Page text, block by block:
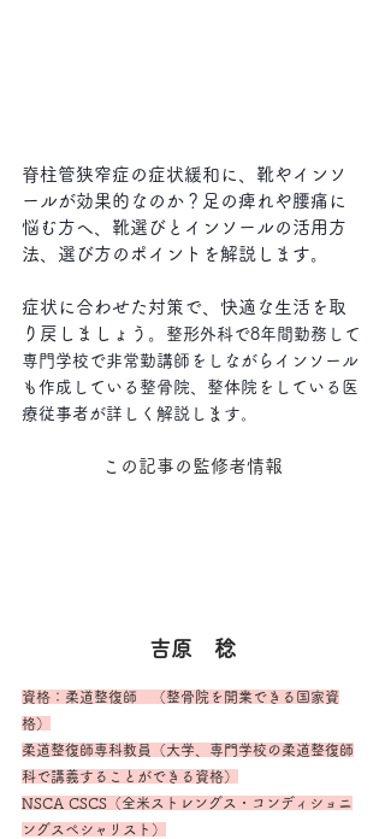
脊柱管狭窄症の症状緩和に、靴やインソ
ールが効果的なのか？足の痺れや腰痛に
悩む方へ、靴選びとインソールの活用方
法、選び方のポイントを解説します。
症状に合わせた対策で、快適な生活を取
り戻しましょう。
整形外科で8年間勤務して
専門学校で非常勤講師をしながらインソール
も作成している整骨院、整体院をしている医
療従事者が詳しく解説します。
この記事の監修者情報
吉原　稔
資格：柔道整復師　（整骨院を開業できる国家資
格）
柔道整復師専科教員（大学、専門学校の柔道整復師
科で講義することができる資格）
NSCA CSCS（全米ストレングス・コンディショニ
ングスペシャリスト）